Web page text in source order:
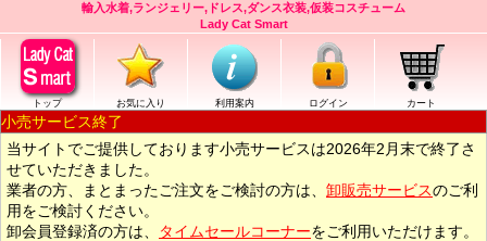
輸入水着,ランジェリー,ドレス,ダンス衣装,仮装コスチューム
Lady Cat Smart
トップ お気に入り 利用案内 ログイン カート
小売サービス終了
当サイトでご提供しております小売サービスは2026年2月末で終了さ
せていただきました。
業者の方、まとまったご注文をご検討の方は、 卸販売サービスのご利
用をご検討ください。
卸会員登録済の方は、
タイムセールコーナーをご利用いただけます。